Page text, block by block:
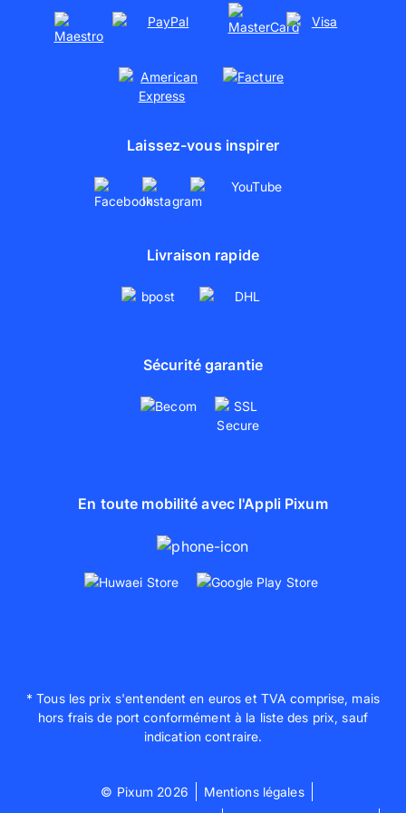
Laissez-vous inspirer
Livraison rapide
Sécurité garantie
En toute mobilité avec l'Appli Pixum
* Tous les prix s'entendent en euros et TVA comprise, mais
hors frais de port conformément à la liste des prix, sauf
indication contraire.
© Pixum 2026
Mentions légales